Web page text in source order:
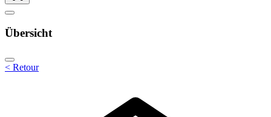
Übersicht
< Retour